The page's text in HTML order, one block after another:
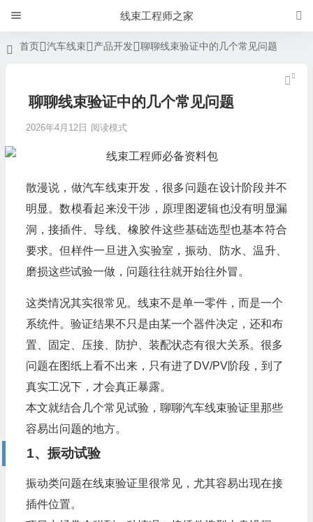
线束工程师之家
首页 汽车线束 产品开发 聊聊线束验证中的几个常见问题
聊聊线束验证中的几个常见问题
2026年4月12日 阅读模式
散漫说，做汽车线束开发，很多问题在设计阶段并不
明显。数模看起来没干涉，原理图逻辑也没有明显漏
洞，接插件、导线、橡胶件这些基础选型也基本符合
要求。但样件一旦进入实验室，振动、防水、温升、
磨损这些试验一做，问题往往就开始往外冒。
这类情况其实很常见。线束不是单一零件，而是一个
系统件。验证结果不只是由某一个器件决定，还和布
置、固定、压接、防护、装配状态有很大关系。很多
问题在图纸上看不出来，只有进了DV/PV阶段，到了
真实工况下，才会真正暴露。
本文就结合几个常见试验，聊聊汽车线束验证里那些
容易出问题的地方。
1、振动试验
振动类问题在线束验证里很常见，尤其容易出现在接
插件位置。